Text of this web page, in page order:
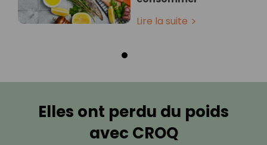
Lire la suite
Elles ont perdu du poids
avec CROQ